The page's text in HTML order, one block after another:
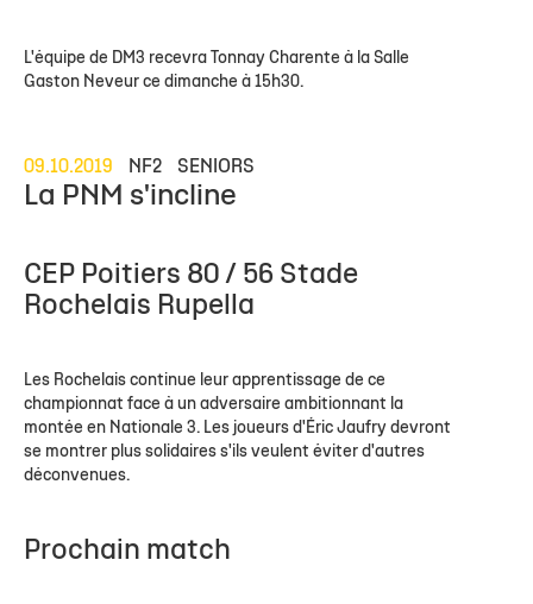
L'équipe de DM3 recevra Tonnay Charente à la Salle
Gaston Neveur ce dimanche à 15h30.
09.10.2019 NF2 SENIORS
La PNM s'incline
CEP Poitiers 80 / 56 Stade
Rochelais Rupella
Les Rochelais continue leur apprentissage de ce
championnat face à un adversaire ambitionnant la
montée en Nationale 3. Les joueurs d'Éric Jaufry devront
se montrer plus solidaires s'ils veulent éviter d'autres
déconvenues.
Prochain match